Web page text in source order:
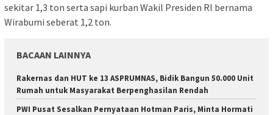
sekitar 1,3 ton serta sapi kurban Wakil Presiden RI bernama
Wirabumi seberat 1,2 ton.
BACAAN LAINNYA
Rakernas dan HUT ke 13 ASPRUMNAS, Bidik Bangun 50.000 Unit
Rumah untuk Masyarakat Berpenghasilan Rendah
PWI Pusat Sesalkan Pernyataan Hotman Paris, Minta Hormati